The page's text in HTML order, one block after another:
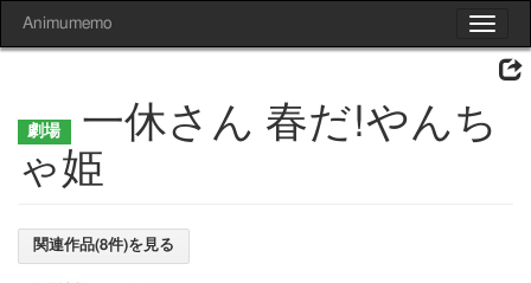
Toggle
Animumemo
一休さん 春だ!やんち
ゃ姫
関連作品(8件)を見る